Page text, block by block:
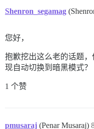
Shenron_segamag
您好，
抱歉挖出这么老的话题
现自动切换到暗黑模式？
1 个赞
pmusaraj (Penar Musaraj)